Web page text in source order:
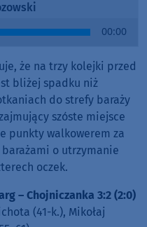
00:00
że na trzy kolejki przed
bliżej spadku niż
do strefy baraży
szóste miejsce
punkty walkowerem za
barażami o utrzymanie
oczek.
– Chojniczanka 3:2 (2:0)
(41-k.), Mikołaj